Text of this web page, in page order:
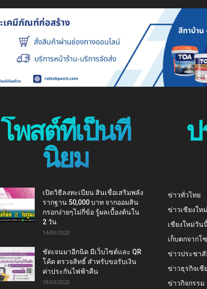
โพสต์ที่เป็นที่
นิยม
เปิดวิธีลงทะเบียน สินเชื่อเสริมพลัง
รากฐาน 50,000 บาท จากออมสิน
กรอกง่ายๆไม่กี่ข้อ รู้ผลเบื้องต้นใน
2 วัน
14/09/2020
ชัดเจนมาอีกนิด มีเว็บไซต์และ QR
โค้ด ตรวจสิทธิ์ สำหรับขอรับเงิน
ค่าประกันไฟฟ้าคืน
18/03/2020
ข่าวทั่วไทย
ข่าวเชียงให
เชียงใหม่วัน
เก็บตกจากโ
ข่าวประชา
ข่าวธุรกิจเชี
ข่าวกิจกรรม